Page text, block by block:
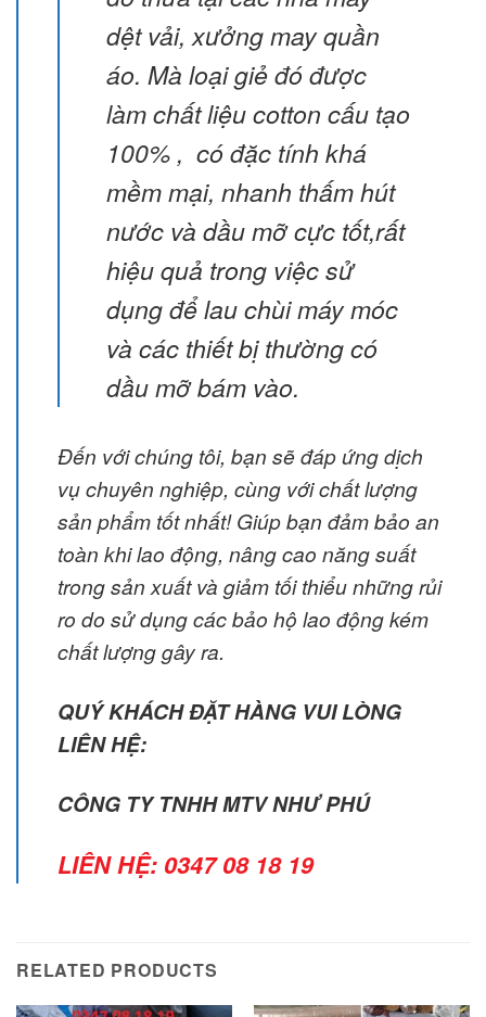
dệt vải, xưởng may quần
áo. Mà loại giẻ đó được
làm chất liệu cotton cấu tạo
100% , có đặc tính khá
mềm mại, nhanh thấm hút
nước và dầu mỡ cực tốt,rất
hiệu quả trong việc sử
dụng để lau chùi máy móc
và các thiết bị thường có
dầu mỡ bám vào.
Đến với chúng tôi, bạn sẽ đáp ứng dịch
vụ chuyên nghiệp, cùng với chất lượng
sản phẩm tốt nhất! Giúp bạn đảm bảo an
toàn khi lao động, nâng cao năng suất
trong sản xuất và giảm tối thiểu những rủi
ro do sử dụng các bảo hộ lao động kém
chất lượng gây ra.
QUÝ KHÁCH ĐẶT HÀNG VUI LÒNG
LIÊN HỆ:
CÔNG TY TNHH MTV NHƯ PHÚ
LIÊN HỆ: 0347 08 18 19
RELATED PRODUCTS